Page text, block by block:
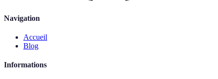
Navigation
Accueil
Blog
Informations